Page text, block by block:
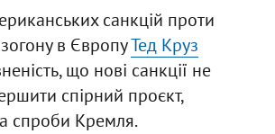
санкцій проти
в ЄвропуТед Круз
що нові санкції не
спірний проєкт,
спроби Кремля.